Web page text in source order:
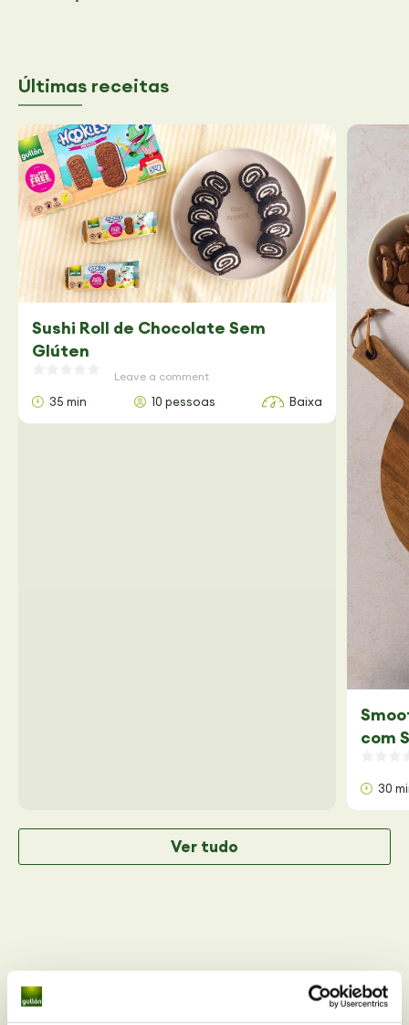
Últimas receitas
Sushi Roll de Chocolate Sem
Glúten
Leave a comment
35 min 10 pessoas Baixa
com
30
Ver tudo